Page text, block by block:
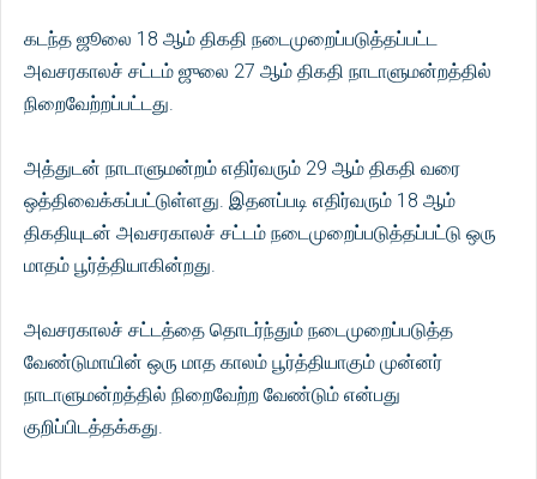
கடந்த ஜூலை 18 ஆம் திகதி நடைமுறைப்படுத்தப்பட்ட
அவசரகாலச் சட்டம் ஜுலை 27 ஆம் திகதி நாடாளுமன்றத்தில்
நிறைவேற்றப்பட்டது.
அத்துடன் நாடாளுமன்றம் எதிர்வரும் 29 ஆம் திகதி வரை
ஒத்திவைக்கப்பட்டுள்ளது. இதனப்படி எதிர்வரும் 18 ஆம்
திகதியுடன் அவசரகாலச் சட்டம் நடைமுறைப்படுத்தப்பட்டு ஒரு
மாதம் பூர்த்தியாகின்றது.
அவசரகாலச் சட்டத்தை தொடர்ந்தும் நடைமுறைப்படுத்த
வேண்டுமாயின் ஒரு மாத காலம் பூர்த்தியாகும் முன்னர்
நாடாளுமன்றத்தில் நிறைவேற்ற வேண்டும் என்பது
குறிப்பிடத்தக்கது.